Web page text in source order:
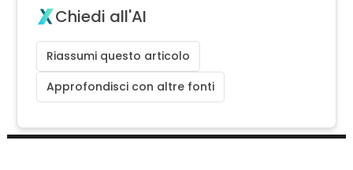
Chiedi all'AI
Riassumi questo articolo
Approfondisci con altre fonti